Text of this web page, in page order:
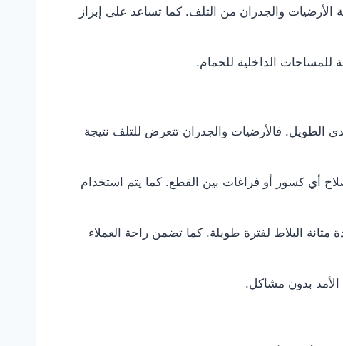
الأرضيات والجدران من التلف. كما تساعد على إبراز
للمساحات الداخلية للحمام.
الطويل. فالأرضيات والجدران تتعرض للتلف نتيجة
أي كسور أو فراغات بين القطع. كما يتم استخدام
البلاط لفترة طويلة. كما تضمن راحة العملاء
الأمد بدون مشاكل.